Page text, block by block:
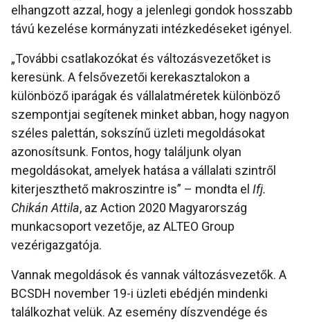
elhangzott azzal, hogy a jelenlegi gondok hosszabb
távú kezelése kormányzati intézkedéseket igényel.
„További csatlakozókat és változásvezetőket is
keresünk. A felsővezetői kerekasztalokon a
különböző iparágak és vállalatméretek különböző
szempontjai segítenek minket abban, hogy nagyon
széles palettán, sokszínű üzleti megoldásokat
azonosítsunk. Fontos, hogy találjunk olyan
megoldásokat, amelyek hatása a vállalati szintről
kiterjeszthető makroszintre is” – mondta el Ifj.
Chikán Attila, az Action 2020 Magyarország
munkacsoport vezetője, az ALTEO Group
vezérigazgatója.
Vannak megoldások és vannak változásvezetők. A
BCSDH november 19-i üzleti ebédjén mindenki
találkozhat velük. Az esemény díszvendége és